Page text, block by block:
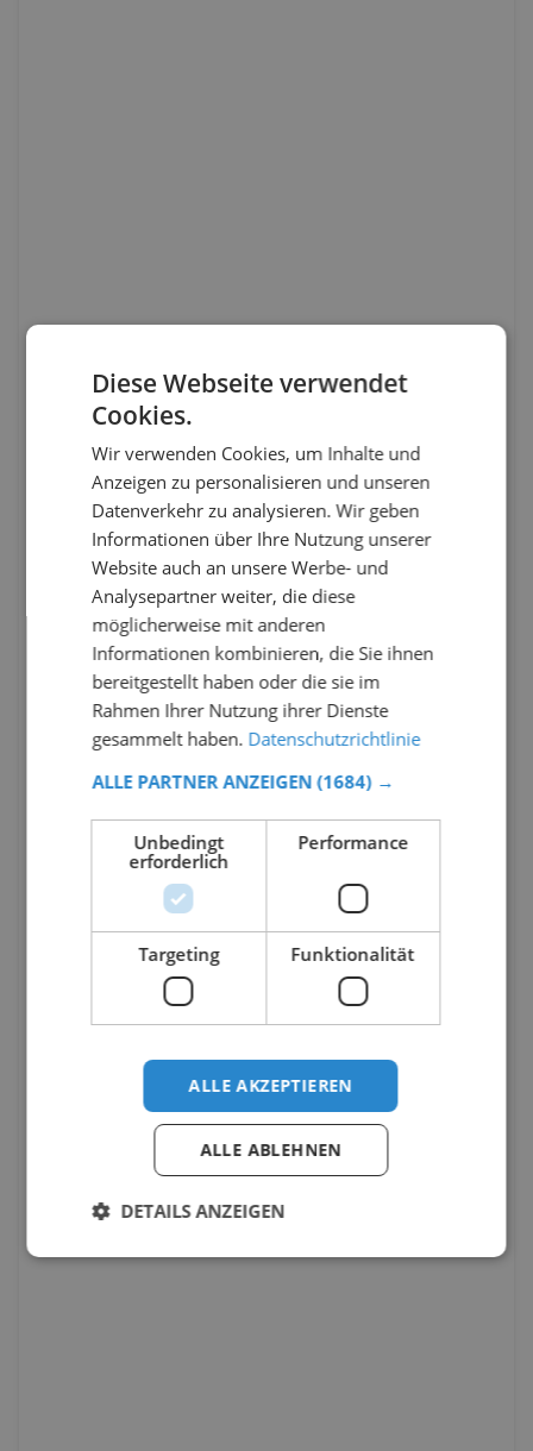
Diese Webseite verwendet
Cookies.
Wir verwenden Cookies, um Inhalte und
Anzeigen zu personalisieren und unseren
Datenverkehr zu analysieren. Wir geben
Informationen über Ihre Nutzung unserer
Website auch an unsere Werbe- und
Analysepartner weiter, die diese
möglicherweise mit anderen
Informationen kombinieren, die Sie ihnen
bereitgestellt haben oder die sie im
Rahmen Ihrer Nutzung ihrer Dienste
gesammelt haben. Datenschutzrichtlinie
ALLE PARTNER ANZEIGEN (1684) →
Unbedingt
erforderlich
Performance
Targeting Funktionalität
ALLE AKZEPTIEREN
ALLE ABLEHNEN
DETAILS ANZEIGEN